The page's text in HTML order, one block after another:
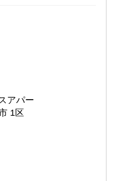
アパー
1区